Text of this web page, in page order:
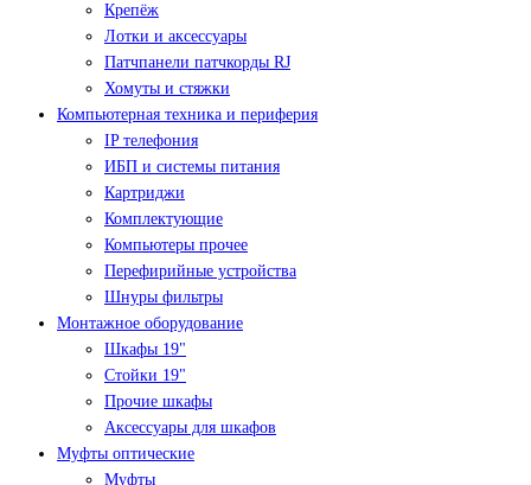
Крепёж
Лотки и аксессуары
Патчпанели патчкорды RJ
Хомуты и стяжки
Компьютерная техника и периферия
IP телефония
ИБП и системы питания
Картриджи
Комплектующие
Компьютеры прочее
Перефирийные устройства
Шнуры фильтры
Монтажное оборудование
Шкафы 19"
Стойки 19"
Прочие шкафы
Аксессуары для шкафов
Муфты оптические
Муфты